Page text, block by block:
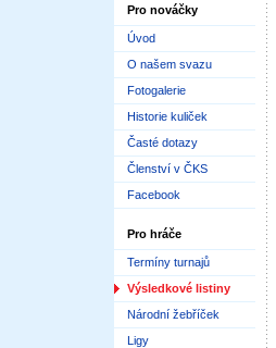
Pro nováčky
Úvod
O našem svazu
Fotogalerie
Historie kuliček
Časté dotazy
Členství v ČKS
Facebook
Pro hráče
Termíny turnajů
Výsledkové listiny
Národní žebříček
Ligy